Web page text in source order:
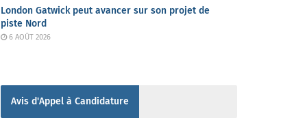
London Gatwick peut avancer sur son projet de
piste Nord
6 AOÛT 2026
Avis d'Appel à Candidature